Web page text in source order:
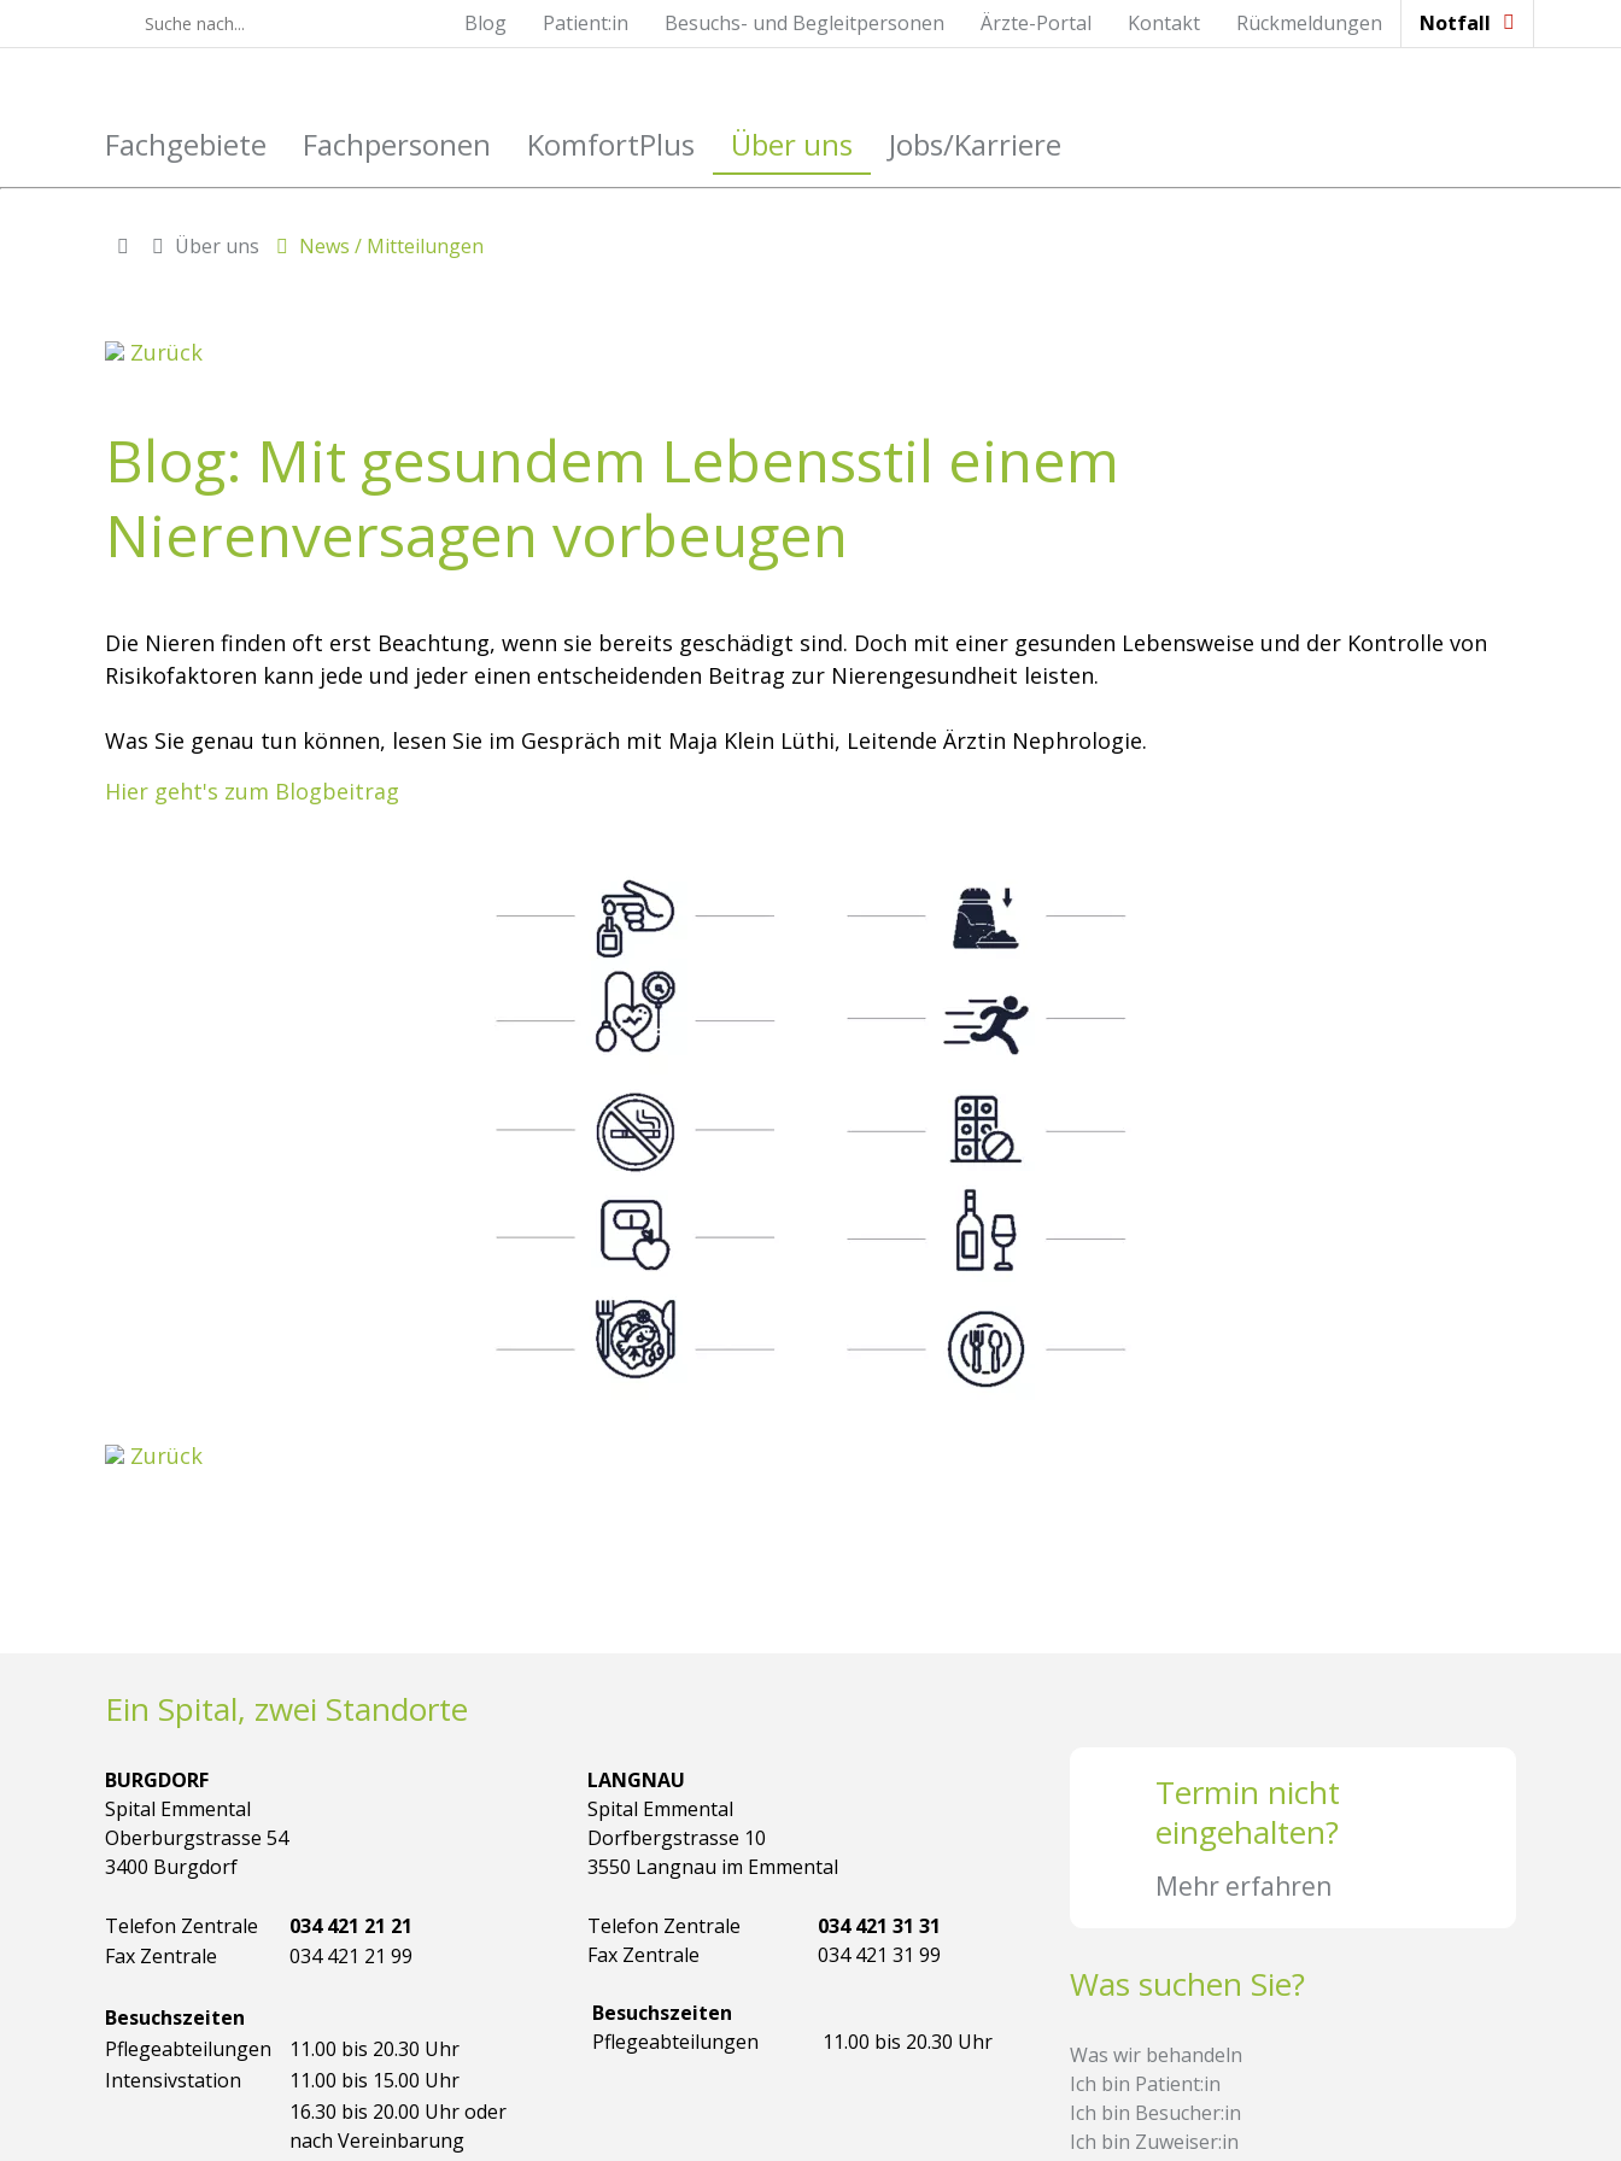
Notfall
Rückmeldungen
Kontakt
Ärzte-Portal
Besuchs- und Begleitpersonen
Patient:in
Blog
Fachgebiete Fachpersonen KomfortPlus Über uns Jobs/Karriere
Über uns News / Mitteilungen
Zurück
Blog: Mit gesundem Lebensstil einem
Nierenversagen vorbeugen
Die Nieren finden oft erst Beachtung, wenn sie bereits geschädigt sind. Doch mit einer gesunden Lebensweise und der Kontrolle von
Risikofaktoren kann jede und jeder einen entscheidenden Beitrag zur Nierengesundheit leisten.
Was Sie genau tun können, lesen Sie im Gespräch mit Maja Klein Lüthi, Leitende Ärztin Nephrologie.
Hier geht's zum Blogbeitrag
Zurück
Ein Spital, zwei Standorte
BURGDORF
Spital Emmental
Oberburgstrasse 54
3400 Burgdorf
Telefon Zentrale
034 421 21 21
Fax Zentrale
034 421 21 99
Besuchszeiten
Pflegeabteilungen
11.00 bis 20.30 Uhr
Intensivstation
11.00 bis 15.00 Uhr
16.30 bis 20.00 Uhr oder
nach Vereinbarung
LANGNAU
Spital Emmental
Dorfbergstrasse 10
3550 Langnau im Emmental
Telefon Zentrale
034 421 31 31
Fax Zentrale
034 421 31 99
Besuchszeiten
Pflegeabteilungen
11.00 bis 20.30 Uhr
Termin nicht
eingehalten?
Mehr erfahren
Was suchen Sie?
Was wir behandeln
Ich bin Patient:in
Ich bin Besucher:in
Ich bin Zuweiser:in